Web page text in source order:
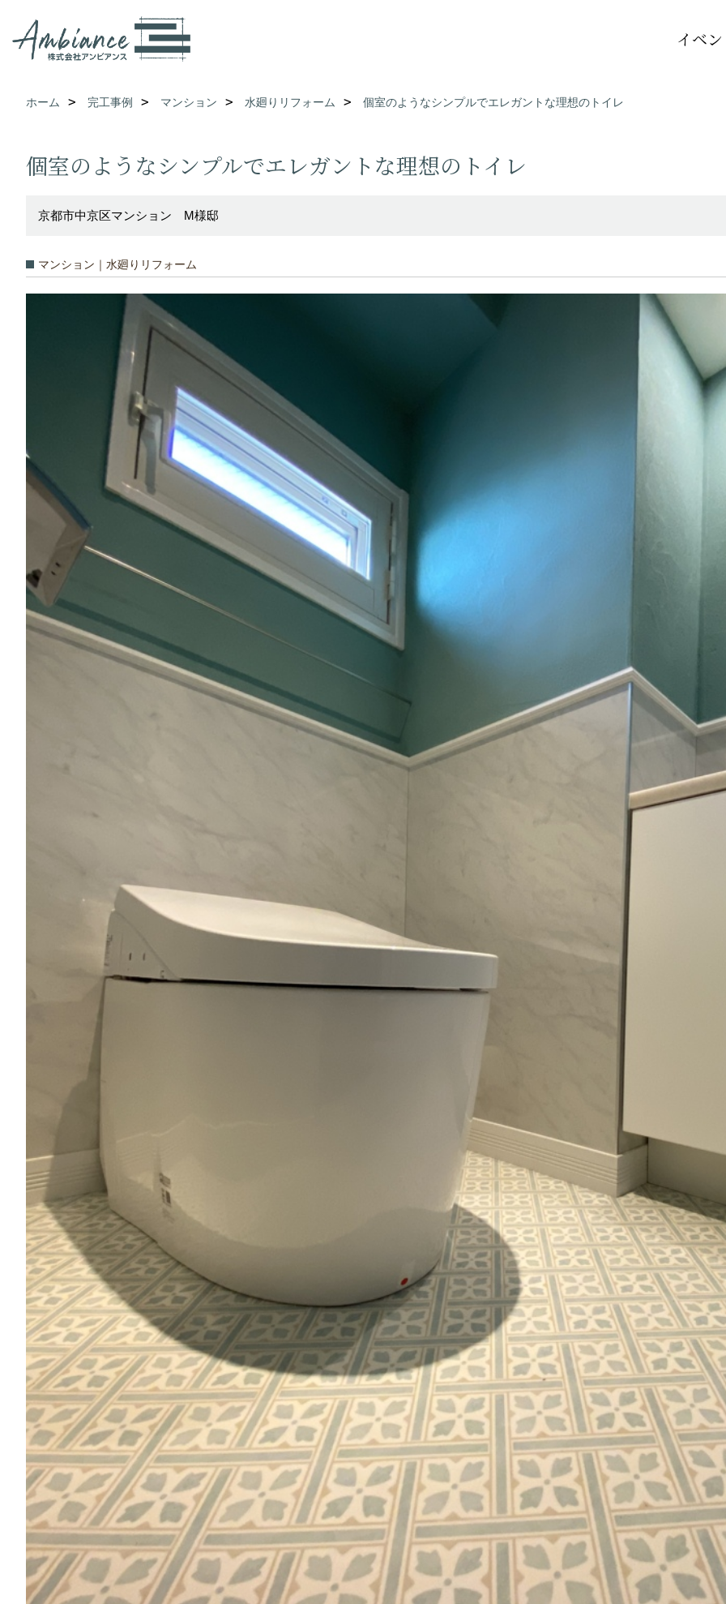
イベ
ホーム 完工事例 マンション 水廻りリフォーム 個室のようなシンプルでエレガントな理想のトイレ
個室のようなシンプルでエレガントな理想のトイレ
京都市中京区マンション M様邸
マンション｜水廻りリフォーム